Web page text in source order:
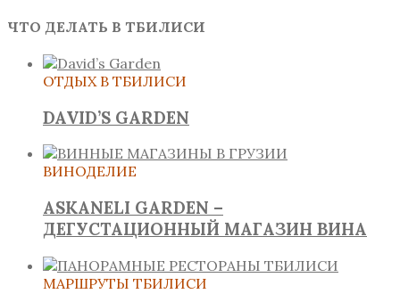
ЧТО ДЕЛАТЬ В ТБИЛИСИ
ОТДЫХ В ТБИЛИСИ
DAVID’S GARDEN
ВИНОДЕЛИЕ
ASKANELI GARDEN –
ДЕГУСТАЦИОННЫЙ МАГАЗИН ВИНА
МАРШРУТЫ ТБИЛИСИ